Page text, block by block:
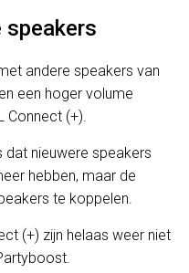
speakers
andere speakers van
een hoger volume
Connect (+).
dat nieuwere speakers
hebben, maar de
te koppelen.
(+) zijn helaas weer niet